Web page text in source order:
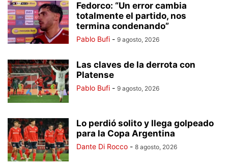
Fedorco: “Un error cambia
totalmente el partido, nos
termina condenando”
Pablo Bufi - 9 agosto, 2026
Las claves de la derrota con
Platense
Pablo Bufi - 9 agosto, 2026
Lo perdió solito y llega golpeado
para la Copa Argentina
Dante Di Rocco - 8 agosto, 2026